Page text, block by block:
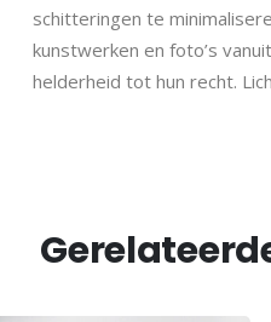
schitteringen te
kunstwerken en foto’s
helderheid tot hun recht.